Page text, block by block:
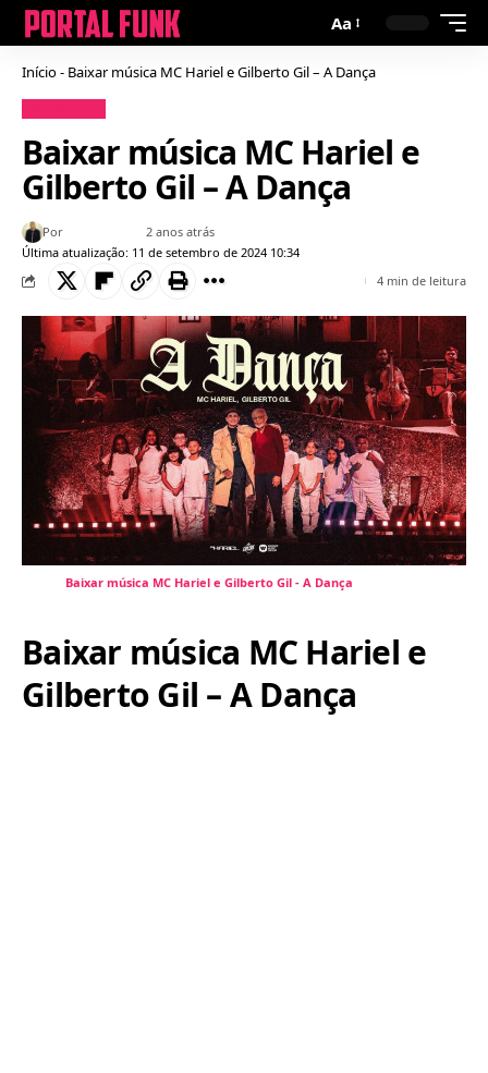
Aa
Início- Baixar música MC Hariel e Gilberto Gil – A Dança
Baixar música MC Hariel e
Gilberto Gil – A Dança
Última atualização: 11 de setembro de 2024 10:34
Por 2 anos atrás
4 min de leitura
Baixar música MC Hariel e Gilberto Gil - A Dança
Baixar música MC Hariel e
Gilberto Gil – A Dança